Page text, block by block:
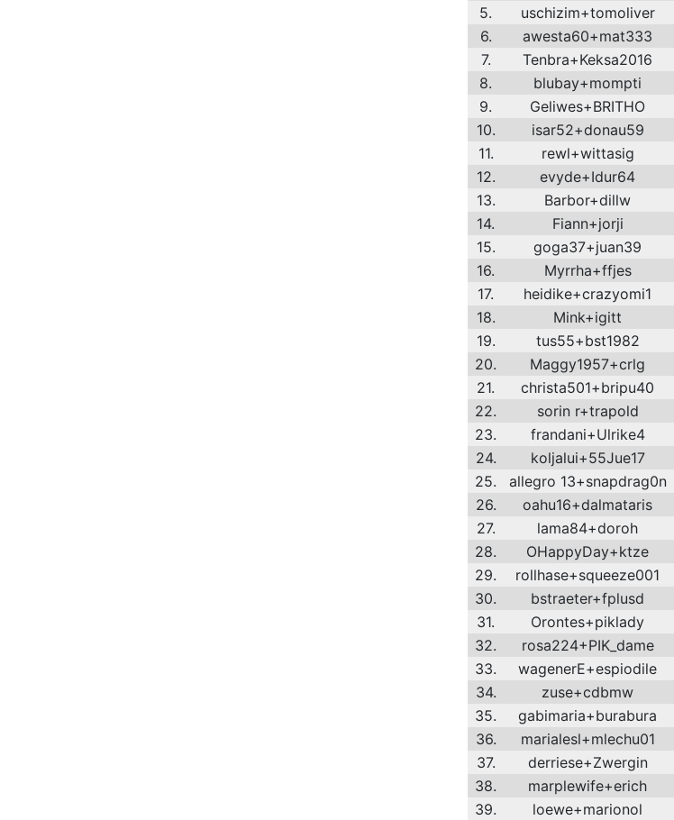
5.
uschizim+tomoliver
6.
awesta60+mat333
7.
Tenbra+Keksa2016
8.
blubay+mompti
9.
Geliwes+BRITHO
10.
isar52+donau59
11.
rewl+wittasig
12.
evyde+Idur64
13.
Barbor+dillw
14.
Fiann+jorji
15.
goga37+juan39
16.
Myrrha+ffjes
17.
heidike+crazyomi1
18.
Mink+igitt
19.
tus55+bst1982
20.
Maggy1957+crlg
21.
christa501+bripu40
22.
sorin r+trapold
23.
frandani+Ulrike4
24.
koljalui+55Jue17
25.
allegro 13+snapdrag0n
26.
oahu16+dalmataris
27.
lama84+doroh
28.
OHappyDay+ktze
29.
rollhase+squeeze001
30.
bstraeter+fplusd
31.
Orontes+piklady
32.
rosa224+PIK_dame
33.
wagenerE+espiodile
34.
zuse+cdbmw
35.
gabimaria+burabura
36.
marialesl+mlechu01
37.
derriese+Zwergin
38.
marplewife+erich
39.
loewe+marionol